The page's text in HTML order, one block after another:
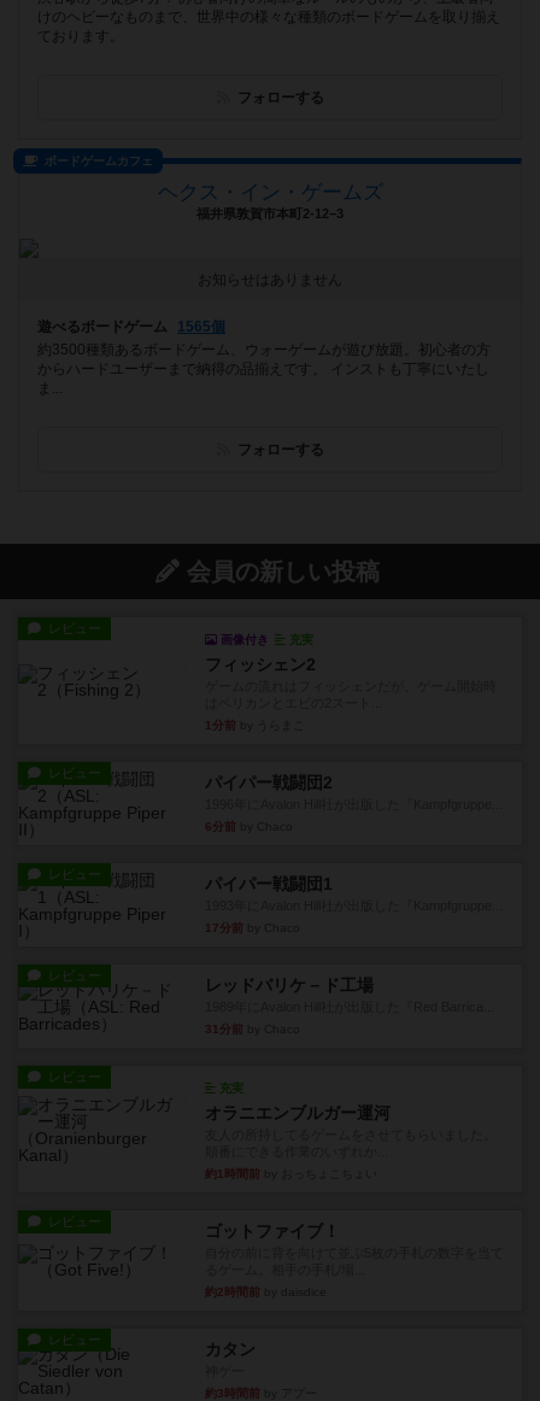
けのヘビーなものまで、世界中の様々な種類のボードゲームを取り揃え
ております。
フォローする
ボードゲームカフェ
ヘクス・イン・ゲームズ
福井県敦賀市本町2-12−3
お知らせはありません
遊べるボードゲーム
1565個
約3500種類あるボードゲーム、ウォーゲームが遊び放題。初心者の方
からハードユーザーまで納得の品揃えです。 インストも丁寧にいたし
ま...
フォローする
会員の新しい投稿
レビュー
画像付き 充実
フィッシェン2
1分前
レビュー パイパー戦闘団2
6分前
レビュー パイパー戦闘団1
17分前
レビュー レッドバリケ－ド工場
31分前
レビュー
充実
オラニエンブルガー運河
約1時間前
レビュー ゴットファイブ！
約2時間前
レビュー カタン
約3時間前